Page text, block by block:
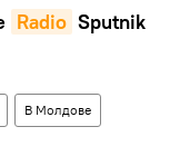
Radio Sputnik
В Молдове